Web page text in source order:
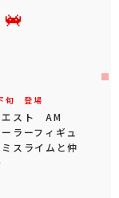
旬 登場
エスト AM
ラーフィギュ
スライムと仲